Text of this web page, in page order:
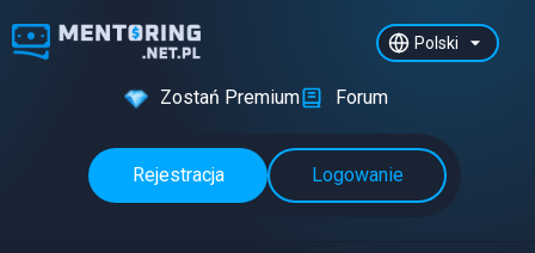
Polski
Zostań Premium Forum
Rejestracja Logowanie